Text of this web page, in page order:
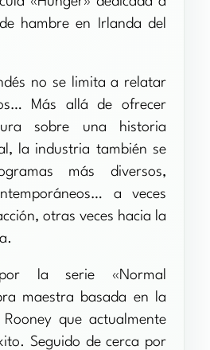
hambre en Irlanda del
no se limita a relatar
Más allá de ofrecer
sobre una historia
la industria también se
más diversos,
a veces
otras veces hacia la
por la serie «Normal
maestra basada en la
que actualmente
Seguido de cerca por